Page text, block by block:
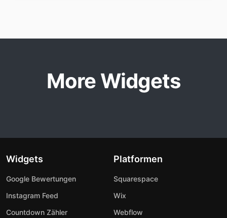
More Widgets
Widgets
Google Bewertungen
Instagram Feed
Countdown Zähler
Platformen
Squarespace
Wix
Webflow